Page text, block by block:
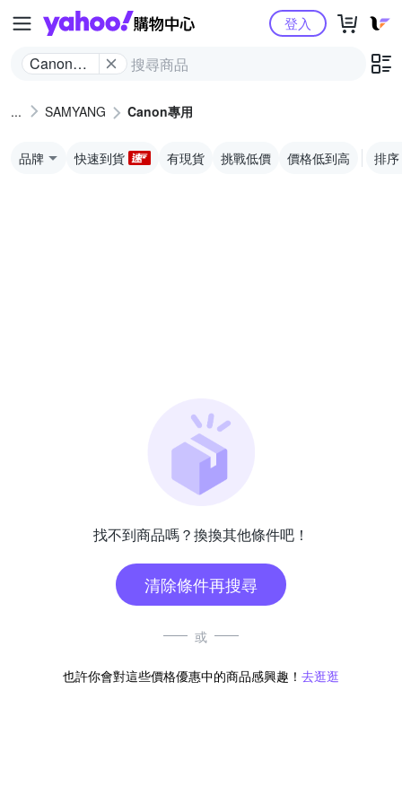
Yahoo購物中心
Canon專
登入
SAMYANG Canon專用
品牌 快速到貨 有現貨 挑戰低價 價格低到高 排序
找不到商品嗎？換換其他條件吧！
清除條件再搜尋
或
也許你會對這些價格優惠中的商品感興趣！ 去逛逛